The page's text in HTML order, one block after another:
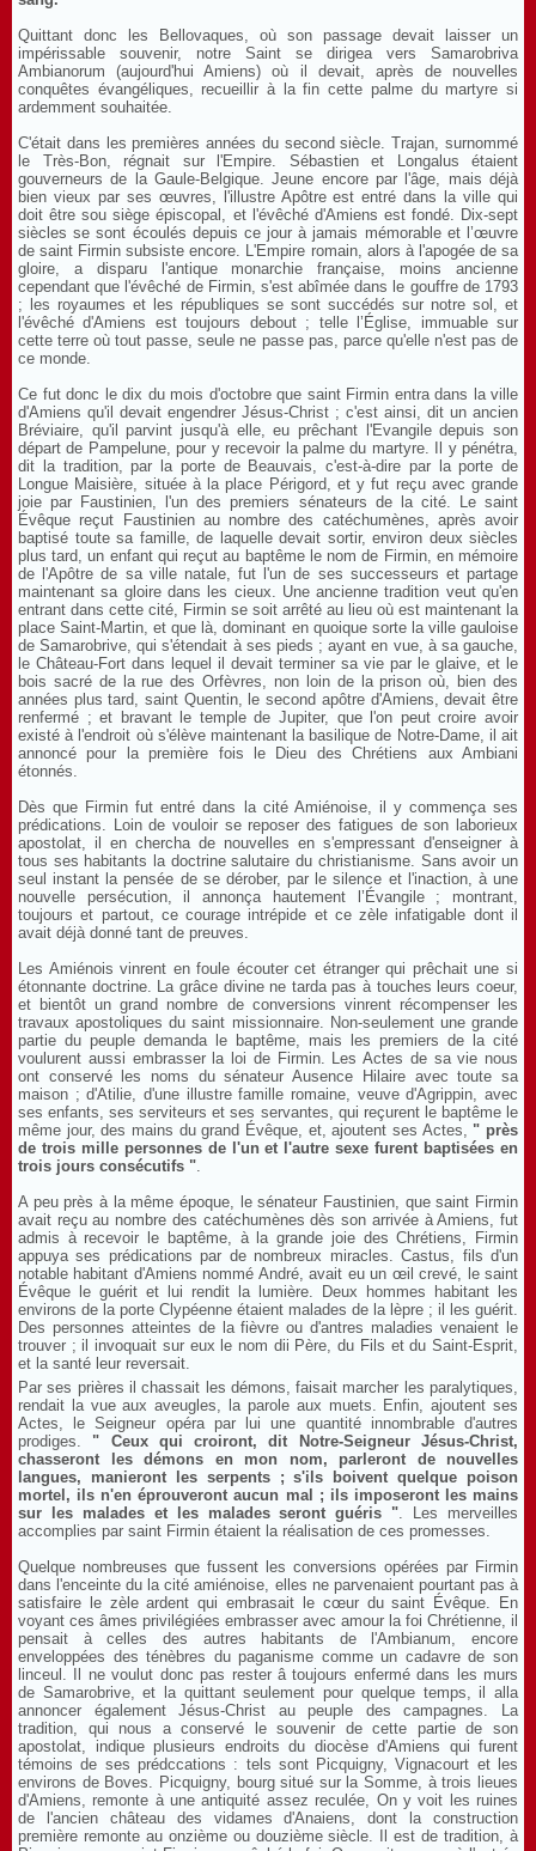
Quittant donc les Bellovaques, où son passage devait laisser un
impérissable souvenir, notre Saint se dirigea vers Samarobriva
Ambianorum (aujourd'hui Amiens) où il devait, après de nouvelles
conquêtes évangéliques, recueillir à la fin cette palme du martyre si
ardemment souhaitée.
C'était dans les premières années du second siècle. Trajan, surnommé
le Très-Bon, régnait sur l'Empire. Sébastien et Longalus étaient
gouverneurs de la Gaule-Belgique. Jeune encore par l'âge, mais déjà
bien vieux par ses œuvres, l'illustre Apôtre est entré dans la ville qui
doit être sou siège épiscopal, et l'évêché d'Amiens est fondé. Dix-sept
siècles se sont écoulés depuis ce jour à jamais mémorable et l’œuvre
de saint Firmin subsiste encore. L'Empire romain, alors à l'apogée de sa
gloire, a disparu l'antique monarchie française, moins ancienne
cependant que l'évêché de Firmin, s'est abîmée dans le gouffre de 1793
; les royaumes et les républiques se sont succédés sur notre sol, et
l'évêché d'Amiens est toujours debout ; telle l’Église, immuable sur
cette terre où tout passe, seule ne passe pas, parce qu'elle n'est pas de
ce monde.
Ce fut donc le dix du mois d'octobre que saint Firmin entra dans la ville
d'Amiens qu'il devait engendrer Jésus-Christ ; c'est ainsi, dit un ancien
Bréviaire, qu'il parvint jusqu'à elle, eu prêchant l'Evangile depuis son
départ de Pampelune, pour y recevoir la palme du martyre. Il y pénétra,
dit la tradition, par la porte de Beauvais, c'est-à-dire par la porte de
Longue Maisière, située à la place Périgord, et y fut reçu avec grande
joie par Faustinien, l'un des premiers sénateurs de la cité. Le saint
Évêque reçut Faustinien au nombre des catéchumènes, après avoir
baptisé toute sa famille, de laquelle devait sortir, environ deux siècles
plus tard, un enfant qui reçut au baptême le nom de Firmin, en mémoire
de l'Apôtre de sa ville natale, fut l'un de ses successeurs et partage
maintenant sa gloire dans les cieux. Une ancienne tradition veut qu'en
entrant dans cette cité, Firmin se soit arrêté au lieu où est maintenant la
place Saint-Martin, et que là, dominant en quoique sorte la ville gauloise
de Samarobrive, qui s'étendait à ses pieds ; ayant en vue, à sa gauche,
le Château-Fort dans lequel il devait terminer sa vie par le glaive, et le
bois sacré de la rue des Orfèvres, non loin de la prison où, bien des
années plus tard, saint Quentin, le second apôtre d'Amiens, devait être
renfermé ; et bravant le temple de Jupiter, que l'on peut croire avoir
existé à l'endroit où s'élève maintenant la basilique de Notre-Dame, il ait
annoncé pour la première fois le Dieu des Chrétiens aux Ambiani
étonnés.
Dès que Firmin fut entré dans la cité Amiénoise, il y commença ses
prédications. Loin de vouloir se reposer des fatigues de son laborieux
apostolat, il en chercha de nouvelles en s'empressant d'enseigner à
tous ses habitants la doctrine salutaire du christianisme. Sans avoir un
seul instant la pensée de se dérober, par le silence et l'inaction, à une
nouvelle persécution, il annonça hautement l’Évangile ; montrant,
toujours et partout, ce courage intrépide et ce zèle infatigable dont il
avait déjà donné tant de preuves.
Les Amiénois vinrent en foule écouter cet étranger qui prêchait une si
étonnante doctrine. La grâce divine ne tarda pas à touches leurs coeur,
et bientôt un grand nombre de conversions vinrent récompenser les
travaux apostoliques du saint missionnaire. Non-seulement une grande
partie du peuple demanda le baptême, mais les premiers de la cité
voulurent aussi embrasser la loi de Firmin. Les Actes de sa vie nous
ont conservé les noms du sénateur Ausence Hilaire avec toute sa
maison ; d'Atilie, d'une illustre famille romaine, veuve d'Agrippin, avec
ses enfants, ses serviteurs et ses servantes, qui reçurent le baptême le
même jour, des mains du grand Évêque, et, ajoutent ses Actes, " près
de trois mille personnes de l'un et l'autre sexe furent baptisées en
trois jours consécutifs ".
A peu près à la même époque, le sénateur Faustinien, que saint Firmin
avait reçu au nombre des catéchumènes dès son arrivée à Amiens, fut
admis à recevoir le baptême, à la grande joie des Chrétiens, Firmin
appuya ses prédications par de nombreux miracles. Castus, fils d'un
notable habitant d'Amiens nommé André, avait eu un œil crevé, le saint
Évêque le guérit et lui rendit la lumière. Deux hommes habitant les
environs de la porte Clypéenne étaient malades de la lèpre ; il les guérit.
Des personnes atteintes de la fièvre ou d'antres maladies venaient le
trouver ; il invoquait sur eux le nom dii Père, du Fils et du Saint-Esprit,
et la santé leur reversait.
Par ses prières il chassait les démons, faisait marcher les paralytiques,
rendait la vue aux aveugles, la parole aux muets. Enfin, ajoutent ses
Actes, le Seigneur opéra par lui une quantité innombrable d'autres
prodiges. " Ceux qui croiront, dit Notre-Seigneur Jésus-Christ,
chasseront les démons en mon nom, parleront de nouvelles
langues, manieront les serpents ; s'ils boivent quelque poison
mortel, ils n'en éprouveront aucun mal ; ils imposeront les mains
sur les malades et les malades seront guéris ". Les merveilles
accomplies par saint Firmin étaient la réalisation de ces promesses.
Quelque nombreuses que fussent les conversions opérées par Firmin
dans l'enceinte du la cité amiénoise, elles ne parvenaient pourtant pas à
satisfaire le zèle ardent qui embrasait le cœur du saint Évêque. En
voyant ces âmes privilégiées embrasser avec amour la foi Chrétienne, il
pensait à celles des autres habitants de l'Ambianum, encore
enveloppées des ténèbres du paganisme comme un cadavre de son
linceul. Il ne voulut donc pas rester â toujours enfermé dans les murs
de Samarobrive, et la quittant seulement pour quelque temps, il alla
annoncer également Jésus-Christ au peuple des campagnes. La
tradition, qui nous a conservé le souvenir de cette partie de son
apostolat, indique plusieurs endroits du diocèse d'Amiens qui furent
témoins de ses prédccations : tels sont Picquigny, Vignacourt et les
environs de Boves. Picquigny, bourg situé sur la Somme, à trois lieues
d'Amiens, remonte à une antiquité assez reculée, On y voit les ruines
de l'ancien château des vidames d'Anaiens, dont la construction
première remonte au onzième ou douzième siècle. Il est de tradition, à